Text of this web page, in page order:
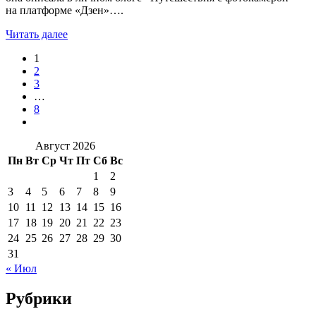
на платформе «Дзен»….
Читать далее
1
2
3
…
8
Август 2026
Пн Вт Ср Чт Пт Сб Вс
1
2
3
4 5 6 7 8
9
10 11 12 13 14 15 16
17 18 19 20 21 22 23
24 25 26 27 28 29 30
31
« Июл
Рубрики